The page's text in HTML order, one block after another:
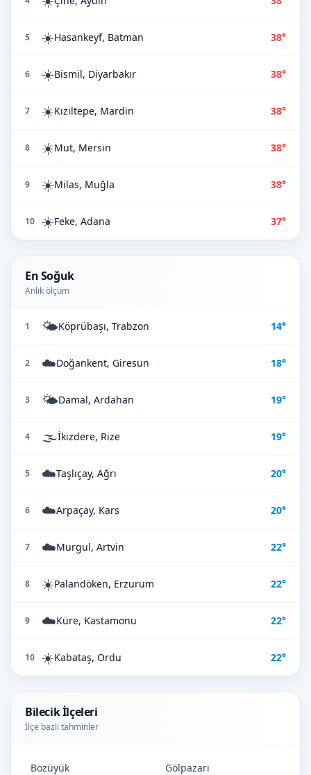
5 ☀️Hasankeyf, Batman 38°
6 ☀️Bismil, Diyarbakır 38°
7 ☀️Kızıltepe, Mardin 38°
8 ☀️Mut, Mersin 38°
9 ☀️Milas, Muğla 38°
10 ☀️Feke, Adana 37°
En Soğuk
Anlık ölçüm
1 🌤️Köprübaşı, Trabzon 14°
2 ☁️Doğankent, Giresun 18°
3 🌤️Damal, Ardahan 19°
4 🌫️İkizdere, Rize 19°
5 ☁️Taşlıçay, Ağrı 20°
6 ☁️Arpaçay, Kars 20°
7 ☁️Murgul, Artvin 22°
8 ☀️Palandöken, Erzurum 22°
9 ☁️Küre, Kastamonu 22°
10 ☀️Kabataş, Ordu 22°
Bilecik İlçeleri
İlçe bazlı tahminler
Bozüyük Gölpazarı